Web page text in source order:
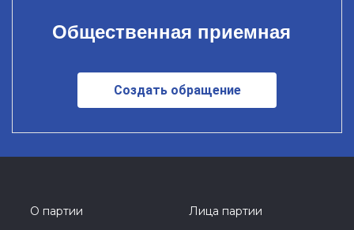
Общественная приемная
Создать обращение
О партии
Лица партии